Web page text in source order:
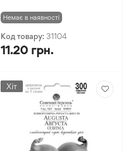
Немає в наявності
Код товару: 31104
11.20 грн.
Хіт